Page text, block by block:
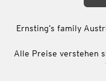
Ernsting’s family
Alle Preise verstehen